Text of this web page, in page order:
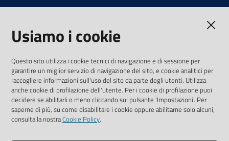
Note legali
Media Policy
SEGUICI SU
YoutubeTwitterLinkedinFacebookInstagram
Usiamo i cookie
Questo sito utilizza i cookie tecnici di navigazione e di sessione per
garantire un miglior servizio di navigazione del sito, e cookie analitici per
raccogliere informazioni sull'uso del sito da parte degli utenti. Utilizza
anche cookie di profilazione dell'utente. Per i cookie di profilazione puoi
decidere se abilitarli o meno cliccando sul pulsante 'Impostazioni'. Per
saperne di più, su come disabilitare i cookie oppure abilitarne solo alcuni,
consulta la nostraCookie Policy.